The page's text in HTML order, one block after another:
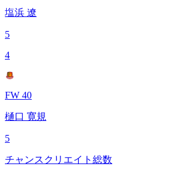
塩浜 遼
5
4
FW 40
樋口 寛規
5
チャンスクリエイト総数